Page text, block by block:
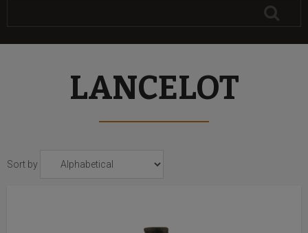
LANCELOT
Sort by